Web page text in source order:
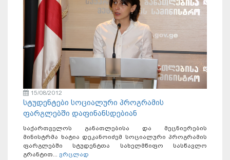
15/08/2012
სტუდენტები სოციალური პროგრამის
ფარგლებში დაფინანსდებიან
საქართველოს განათლებისა და მეცნიერების
მინისტრმა ხატია დეკანოიძემ სოციალური პროგრამის
ფარგლებში სტუდენტთა სახელმწიფო სასწავლო
გრანტით... ვრცლად